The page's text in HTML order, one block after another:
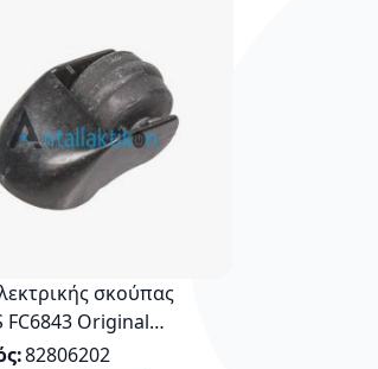
σκούπας
FC6843 Original
82806202